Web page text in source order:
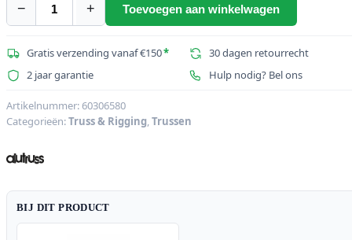
−
ALUTRUSS
6082T-
42
voudig
T-
+ Toevoegen aan winkelwagen
Gratis verzending vanaf €150*
30 dagen retourrecht
2 jaar garantie
Hulp nodig? Bel ons
Artikelnummer:60306580
Categorieën:Truss & Rigging,Trussen
BIJ DIT PRODUCT